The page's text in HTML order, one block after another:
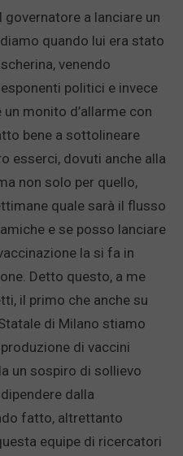
a lanciare un
quando lui era stato
venendo
politici e invece
monito d’allarme con
bene a sottolineare
esserci, dovuti anche alla
non solo per quello,
quale sarà il flusso
e se posso lanciare
la si fa in
Detto questo, a me
il primo che anche su
di Milano stiamo
di vaccini
un sospiro di sollievo
dalla
fatto, altrettanto
equipe di ricercatori